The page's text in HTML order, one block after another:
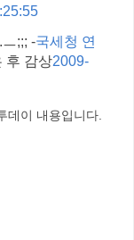
;;; -국세청 연
후 감상2009-
데이 내용입니다.